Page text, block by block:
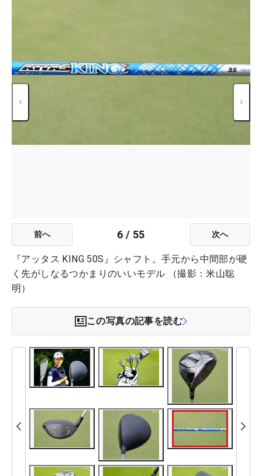
前へ 6 / 55 次へ
『アッタス KING 50S』シャフト。手元から中間部が硬
く先がしなるつかまりのいいモデル （撮影：米山聡
明）
この写真の記事を読む